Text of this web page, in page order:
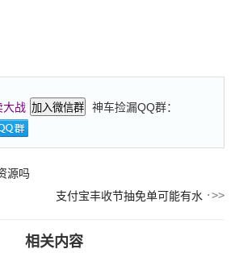
大战 加入微信群
神车捡漏QQ群：
源吗
支付宝丰收节抽免单可能有水
相关内容